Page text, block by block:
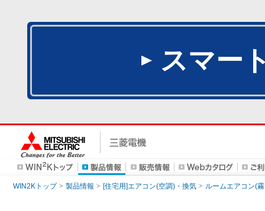
スマー
WIN2Kトップ 製品情報 [住宅用]エアコン(空調)・換気 ルームエアコン(